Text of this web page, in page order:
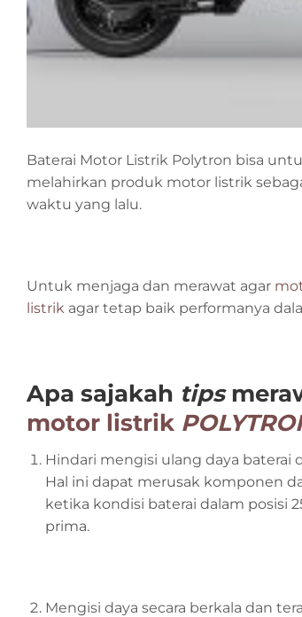
Baterai Motor Listrik Polytron bisa
melahirkan produk motor listrik
waktu yang lalu.
Untuk menjaga dan merawat agar
listrik agar tetap baik performanya
Apa sajakah tips
motor listrik
Hindari mengisi ulang daya baterai
Hal ini dapat merusak komponen
ketika kondisi baterai dalam posisi
prima.
Mengisi daya secara berkala dan